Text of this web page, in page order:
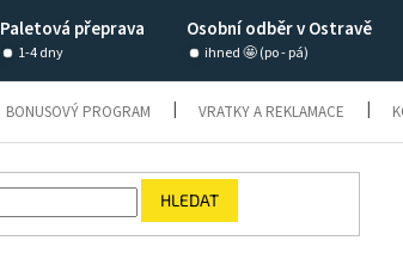
Paletová přeprava Osobní odběr v Ostravě
1-4 dny ihned 🤩 (po - pá)
BONUSOVÝ PROGRAM VRATKY A REKLAMACE
HLEDAT